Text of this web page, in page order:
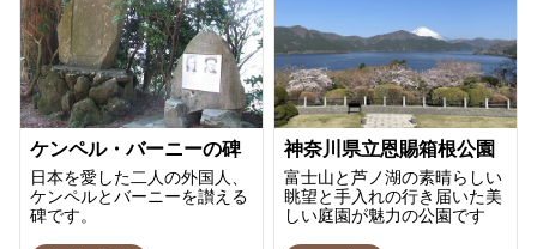
ケンペル・バーニーの碑
日本を愛した二人の外国人、
ケンペルとバーニーを讃える
碑です。
神奈川県立恩賜箱根公園
富士山と芦ノ湖の素晴らしい
眺望と手入れの行き届いた美
しい庭園が魅力の公園です